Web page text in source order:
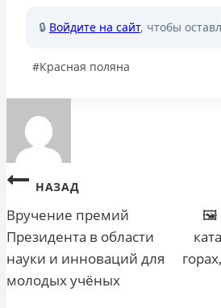
🔒 Войдите на сайт, чтобы
Метки
#Красная поляна
Навигация
по
записям
НАЗАД
Вручение премий
Президента в области
науки и инноваций для
молодых учёных
🖼